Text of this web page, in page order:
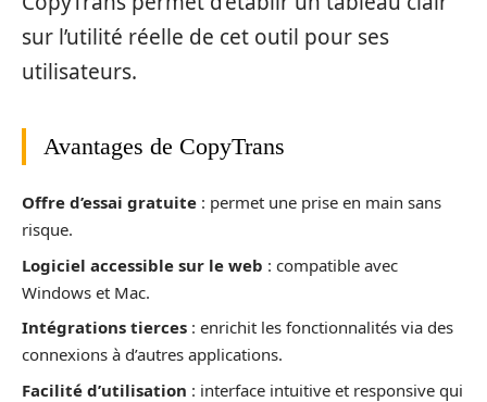
sur l’utilité réelle de cet outil pour ses
utilisateurs.
Avantages de CopyTrans
Offre d’essai gratuite : permet une prise en main sans
risque.
Logiciel accessible sur le web : compatible avec
Windows et Mac.
Intégrations tierces : enrichit les fonctionnalités via des
connexions à d’autres applications.
Facilité d’utilisation : interface intuitive et responsive qui